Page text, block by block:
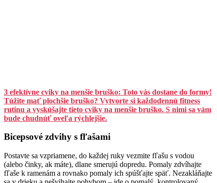
3 efektívne cviky na menšie bruško: Toto vás dostane do formy!
Túžite mať plochšie bruško? Vytvorte si každodennú fitness
rutinu a vyskúšajte tieto cviky na menšie bruško. S nimi sa vám
bude chudnúť oveľa rýchlejšie.
Bicepsové zdvihy s fľašami
Postavte sa vzpriamene, do každej ruky vezmite fľašu s vodou
(alebo činky, ak máte), dlane smerujú dopredu. Pomaly zdvíhajte
fľaše k ramenám a rovnako pomaly ich spúšťajte späť. Nezakláňajte